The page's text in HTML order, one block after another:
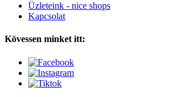
Üzleteink - nice shops
Kapcsolat
Kövessen minket itt: